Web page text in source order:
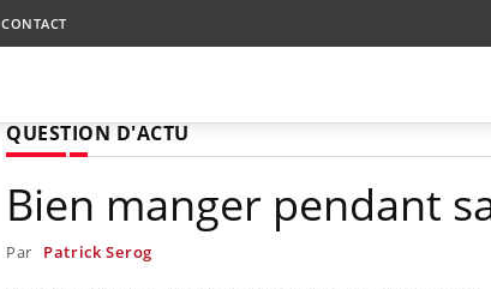
CONTACT
QUESTION D'ACTU
Bien manger pendant
Par Patrick Serog